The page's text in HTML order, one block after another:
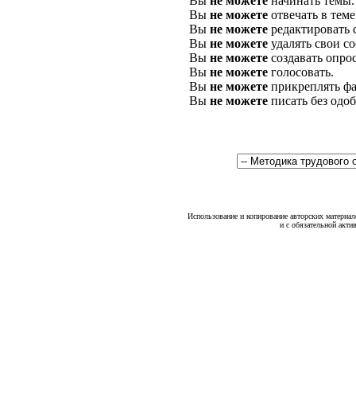
Вы не можете отвечать в
Вы не можете
Вы не можете удалять свои
Вы не можете создавать
Вы не можете голосовать.
Вы не можете прикреплять
Вы не можете писать без
Использование и копирование авторских
и с обязательной